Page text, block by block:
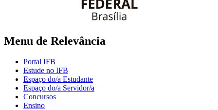
Menu de Relevância
Portal IFB
Estude no IFB
Espaço do/a Estudante
Espaço do/a Servidor/a
Concursos
Ensino